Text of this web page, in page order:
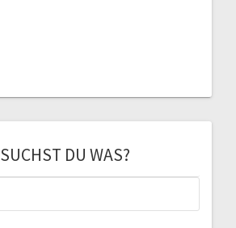
SUCHST DU WAS?